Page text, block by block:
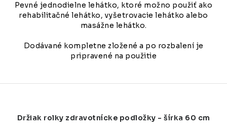
Pevné jednodielne lehátko, ktoré možno použiť ako
rehabilitačné lehátko, vyšetrovacie lehátko alebo
masážne lehátko.
Dodávané kompletne zložené a po rozbalení je
pripravené na použitie
Držiak rolky zdravotnícke podložky - šírka 60 cm